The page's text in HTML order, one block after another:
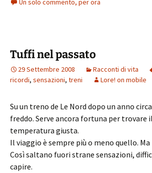
Un solo commento, per ora
Tuffi nel passato
29 Settembre 2008 Racconti di vita
ricordi, sensazioni, treni Lore! on mobile
Su un treno de Le Nord dopo un anno
freddo. Serve ancora fortuna per trovare
temperatura giusta.
Il viaggio è sempre più o meno quello. Ma
Così saltano fuori strane sensazioni,
capire.